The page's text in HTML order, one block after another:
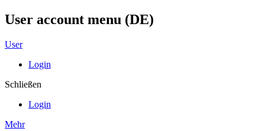
User account menu (DE)
User
Login
Schließen
Login
Mehr